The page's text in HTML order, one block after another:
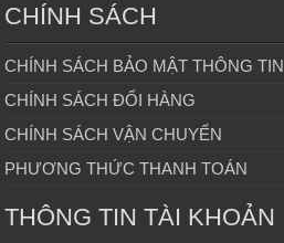
CHÍNH SÁCH
CHÍNH SÁCH BẢO MẬT THÔNG TIN
CHÍNH SÁCH ĐỔI HÀNG
CHÍNH SÁCH VẬN CHUYỂN
PHƯƠNG THỨC THANH TOÁN
THÔNG TIN TÀI KHOẢN